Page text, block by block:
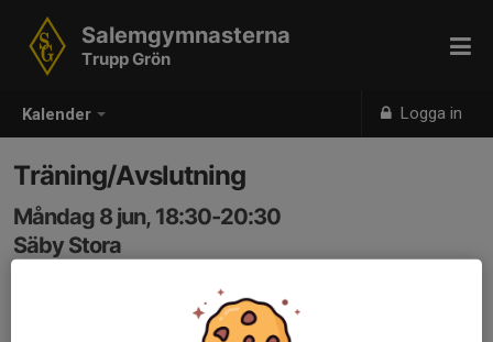
Kalender Logga in
Salemgymnasterna
Trupp Grön
Träning/Avslutning
Måndag 8 jun, 18:30-20:30
Säby Stora
Sista träningen för terminen.